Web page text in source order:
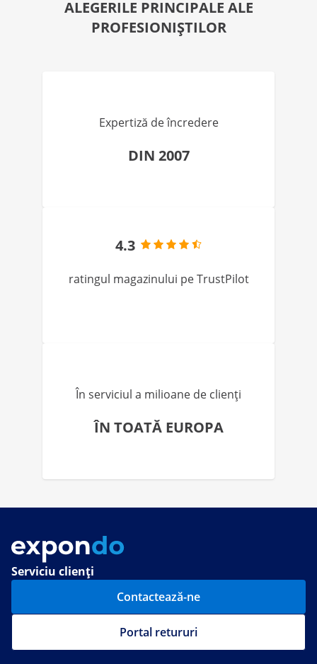
ALEGERILE PRINCIPALE ALE
PROFESIONIȘTILOR
Expertiză de încredere
DIN 2007
4.3
ratingul magazinului pe TrustPilot
În serviciul a milioane de clienți
ÎN TOATĂ EUROPA
Serviciu clienți
Contactează-ne
Portal retururi